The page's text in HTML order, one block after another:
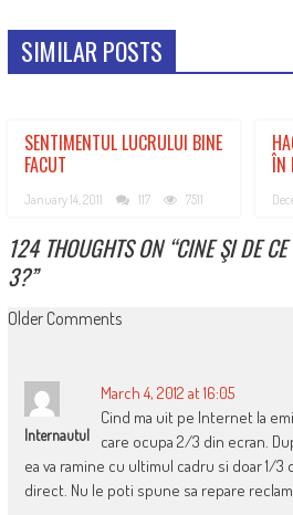
SIMILAR POSTS
SENTIMENTUL LUCRULUI BINE
FACUT
January 14, 2011 117 7511
ÎN
124 THOUGHTS ON “CINE ŞI DE
3?”
COMMENT
Older Comments
Internautul
March 4, 2012 at 16:05
Cind ma uit pe Internet la
care ocupa 2/3 din ecran.
ea va ramine cu ultimul cadru si doar 1/3
direct. Nu le poti spune sa repare